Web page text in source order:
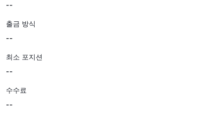
--
출금 방식
--
최소 포지션
--
수수료
--